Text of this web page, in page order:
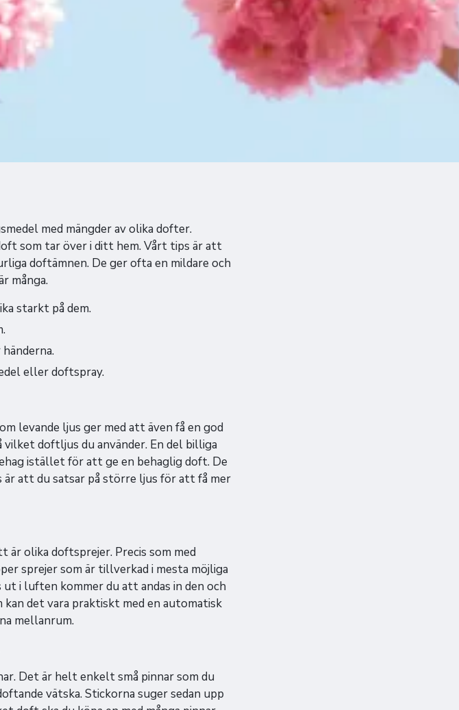
med mängder av olika dofter.
som tar över i ditt hem. Vårt tips är att
doftämnen. De ger ofta en mildare och
många.
starkt på dem.
eller doftspray.
levande ljus ger med att även få en god
doftljus du använder. En del billiga
istället för att ge en behaglig doft. De
att du satsar på större ljus för att få mer
olika doftsprejer. Precis som med
sprejer som är tillverkad i mesta möjliga
i luften kommer du att andas in den och
kan det vara praktiskt med en automatisk
mellanrum.
Det är helt enkelt små pinnar som du
vätska. Stickorna suger sedan upp